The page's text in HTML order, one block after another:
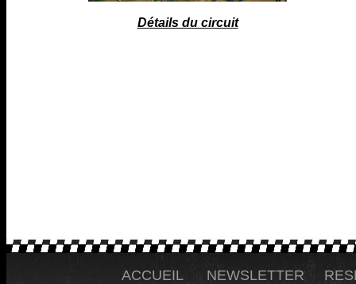
Détails du circuit
ACCUEIL NEWSLETTER